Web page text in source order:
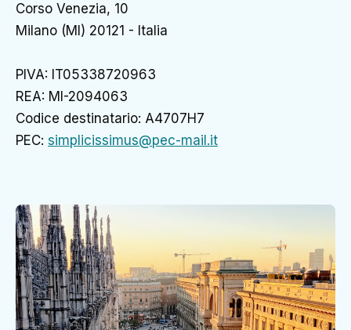
Corso Venezia, 10
Milano (MI) 20121 - Italia
PIVA: IT05338720963
REA: MI-2094063
Codice destinatario: A4707H7
PEC: simplicissimus@pec-mail.it